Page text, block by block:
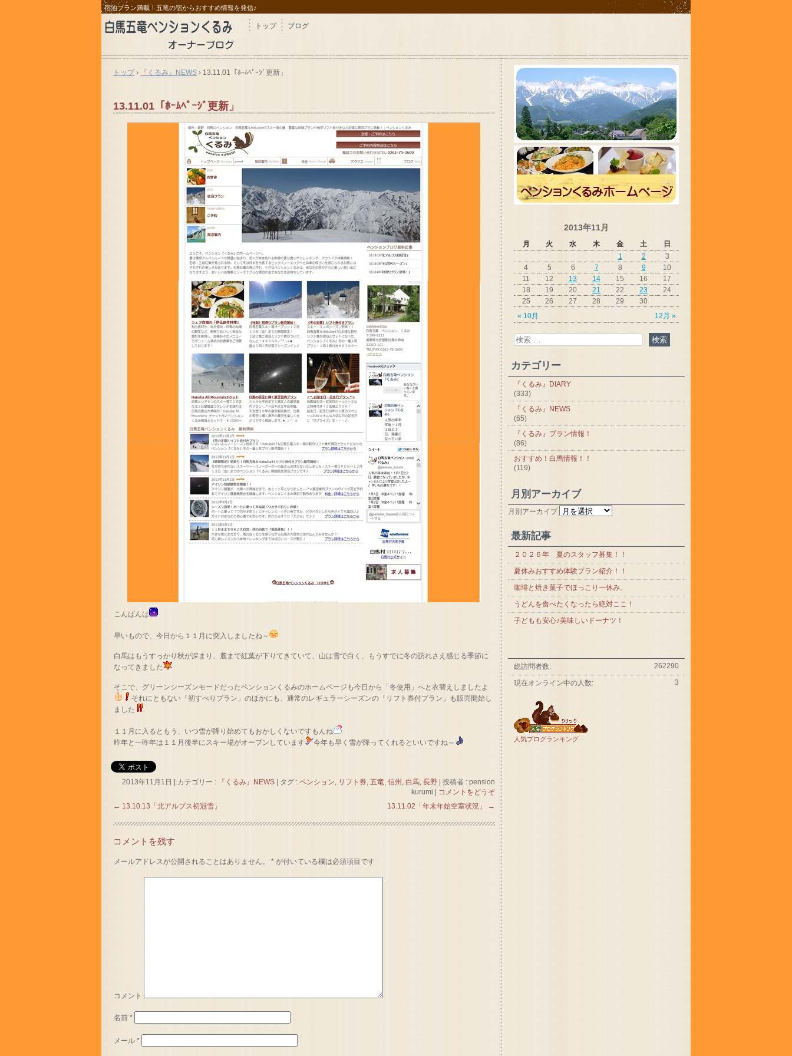
宿泊プラン満載！五竜の宿からおすすめ情報を発信♪
トップ ブログ
トップ › 『くるみ』NEWS › 13.11.01「ﾎｰﾑﾍﾟｰｼﾞ更新」
13.11.01「ﾎｰﾑﾍﾟｰｼﾞ更新」
こんばんは
早いもので、今日から１１月に突入しましたね～
白馬はもうすっかり秋が深まり、麓まで紅葉が下りてきていて、山は雪で白く、もうすでに冬の訪れさえ感じる季節に
なってきました
そこで、グリーンシーズンモードだったペンションくるみのホームページも今日から「冬使用」へと衣替えしましたよ
それにともない「初すべりプラン」のほかにも、通常のレギュラーシーズンの「リフト券付プラン」も販売開始し
ました
１１月に入るともう、いつ雪が降り始めてもおかしくないですもんね
昨年と一昨年は１１月後半にスキー場がオープンしています
今年も早く雪が降ってくれるといいですね～
2013年11月1日 カテゴリー : 『くるみ』NEWS タグ : ペンション, リフト券, 五竜, 信州 , 白馬, 長野
投稿者 : pension
kurumi
コメントをどうぞ
← 13.10.13「北アルプス初冠雪」 13.11.02「年末年始空室状況」 →
コメントを残す
メールアドレスが公開されることはありません。 * が付いている欄は必須項目です
コメント
名前*
メール*
2013年11月
月 火 水 木 金 土 日
« 10月 12月 »
1 2
3
4
5 6 7 8 9
10
11
12 13 14 15 16
17
18
19 20 21 22 23
24
25
26 27 28 29 30
カテゴリー
『くるみ』DIARY
(333)
『くるみ』NEWS
(65)
『くるみ』プラン情報！
(86)
おすすめ！白馬情報！！
(119)
月別アーカイブ
月別アーカイブ
最新記事
２０２６年 夏のスタッフ募集！！
夏休みおすすめ体験プラン紹介！！
珈琲と焼き菓子でほっこり一休み。
うどんを食べたくなったら絶対ここ！
子どもも安心♪美味しいドーナツ！
262290
総訪問者数:
3
現在オンライン中の人数:
人気ブログランキング